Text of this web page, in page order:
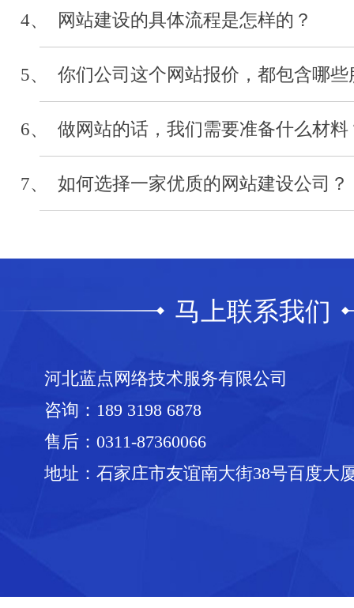
2019-04
河北省浙江省会
网站制作
4、 网站建设的具体流程是怎样的？
5、 你们公司这个网站报价，都包含哪些
6、 做网站的话，我们需要准备什么材料
7、 如何选择一家优质的网站建设公司？
马上联系我们
河北蓝点网络技术服务有限公司
咨询： 189 3198 6878
售后： 0311-87360066
地址：石家庄市友谊南大街38号百度大